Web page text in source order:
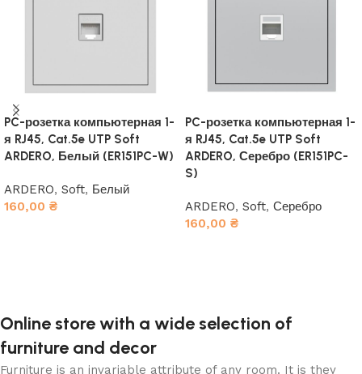
PC-розетка компьютерная 1-
я RJ45, Cat.5e UTP Soft
ARDERO, Белый (ER151PC-W)
ARDERO, Soft, Белый
160,00 ₴
PC-розетка компьютерная 1-
я RJ45, Cat.5e UTP Soft
ARDERO, Серебро (ER151PC-
S)
ARDERO, Soft, Серебро
160,00 ₴
Online store with a wide selection of
furniture and decor
Furniture is an invariable attribute of any room. It is they